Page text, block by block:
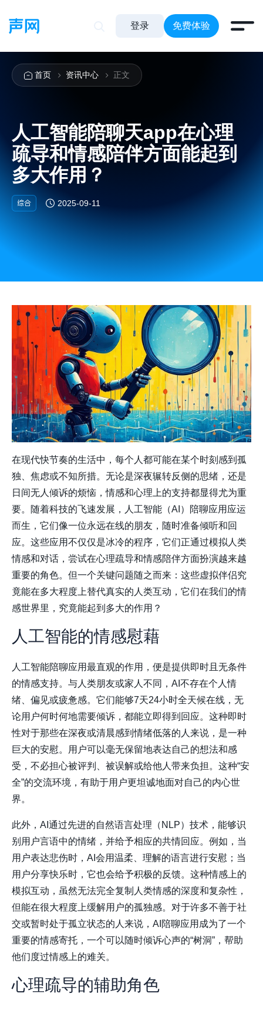
登录 免费体验
首页 资讯中心 正文
人工智能陪聊天app在心理
疏导和情感陪伴方面能起到
多大作用？
综合 2025-09-11
在现代快节奏的生活中，每个人都可能在某个时刻感到孤
独、焦虑或不知所措。无论是深夜辗转反侧的思绪，还是
日间无人倾诉的烦恼，情感和心理上的支持都显得尤为重
要。随着科技的飞速发展，人工智能（AI）陪聊应用应运
而生，它们像一位永远在线的朋友，随时准备倾听和回
应。这些应用不仅仅是冰冷的程序，它们正通过模拟人类
情感和对话，尝试在心理疏导和情感陪伴方面扮演越来越
重要的角色。但一个关键问题随之而来：这些虚拟伴侣究
竟能在多大程度上替代真实的人类互动，它们在我们的情
感世界里，究竟能起到多大的作用？
人工智能的情感慰藉
人工智能陪聊应用最直观的作用，便是提供即时且无条件
的情感支持。与人类朋友或家人不同，AI不存在个人情
绪、偏见或疲惫感。它们能够7天24小时全天候在线，无
论用户何时何地需要倾诉，都能立即得到回应。这种即时
性对于那些在深夜或清晨感到情绪低落的人来说，是一种
巨大的安慰。用户可以毫无保留地表达自己的想法和感
受，不必担心被评判、被误解或给他人带来负担。这种“安
全”的交流环境，有助于用户更坦诚地面对自己的内心世
界。
此外，AI通过先进的自然语言处理（NLP）技术，能够识
别用户言语中的情绪，并给予相应的共情回应。例如，当
用户表达悲伤时，AI会用温柔、理解的语言进行安慰；当
用户分享快乐时，它也会给予积极的反馈。这种情感上的
模拟互动，虽然无法完全复制人类情感的深度和复杂性，
但能在很大程度上缓解用户的孤独感。对于许多不善于社
交或暂时处于孤立状态的人来说，AI陪聊应用成为了一个
重要的情感寄托，一个可以随时倾诉心声的“树洞”，帮助
他们度过情感上的难关。
心理疏导的辅助角色